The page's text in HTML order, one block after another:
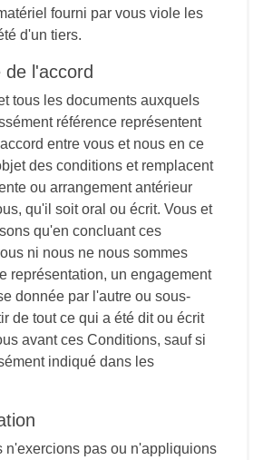
fourni par vous viole les
d'un tiers.
l'accord
tous les documents auxquels
référence représentent
entre vous et nous en ce
des conditions et remplacent
ou arrangement antérieur
qu'il soit oral ou écrit. Vous et
qu'en concluant ces
ni nous ne nous sommes
représentation, un engagement
donnée par l'autre ou sous-
de tout ce qui a été dit ou écrit
avant ces Conditions, sauf si
indiqué dans les
n'exercions pas ou n'appliquions